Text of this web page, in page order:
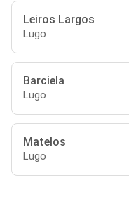
Leiros Largos
Lugo
Barciela
Lugo
Matelos
Lugo